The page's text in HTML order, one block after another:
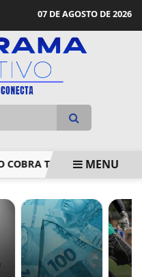
07 DE AGOSTO DE 2026
TRATAMENTO EMENU